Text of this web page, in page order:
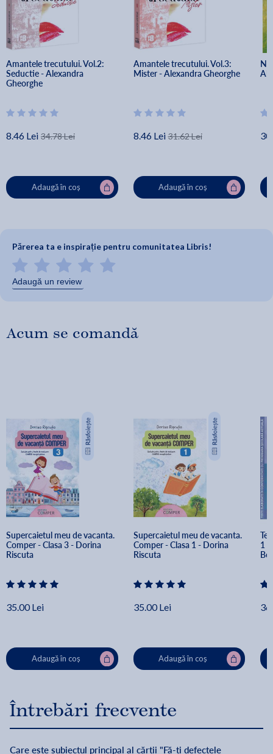
Amantele trecutului. Vol.2:
Seductie - Alexandra
Gheorghe
8.46 Lei 34.78 Lei
Adaugă în coș
Amantele trecutului. Vol.3:
Mister - Alexandra Gheorghe
8.46 Lei 31.62 Lei
Adaugă în coș
Părerea ta e inspirație pentru comunitatea Libris!
Adaugă un review
Acum se comandă
Supercaietul meu de vacanta.
Comper - Clasa 3 - Dorina
Riscuta
35.00 Lei
Adaugă în coș
Supercaietul meu de vacanta.
Comper - Clasa 1 - Dorina
Riscuta
35.00 Lei
Adaugă în coș
1 -
Întrebări frecvente
Care este subiectul principal al cărții "Fă-ți defectele